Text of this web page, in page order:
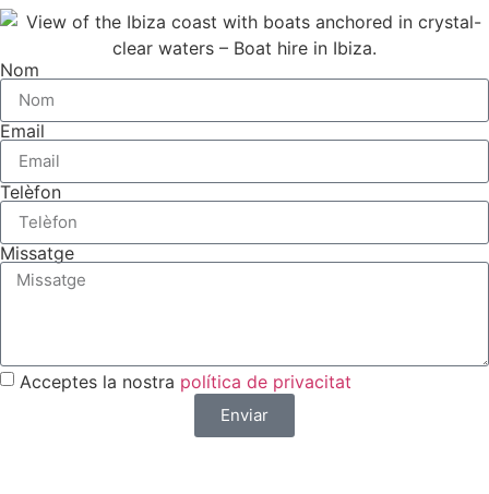
Nom
Email
Telèfon
Missatge
Acceptes la nostra política de privacitat
Enviar